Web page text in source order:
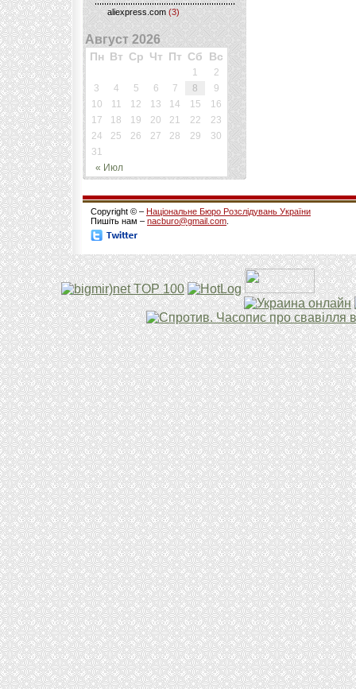
aliexpress.com (3)
Август 2026
Пн Вт Ср Чт Пт Сб Вс
« Июл
1
2
3
4 5 6 7 8
9
10
11 12 13 14 15
16
17
18 19 20 21 22
23
24
25 26 27 28 29
30
31
Copyright © – Національне Бюро Розслідувань України
Пишіть нам – nacburo@gmail.com